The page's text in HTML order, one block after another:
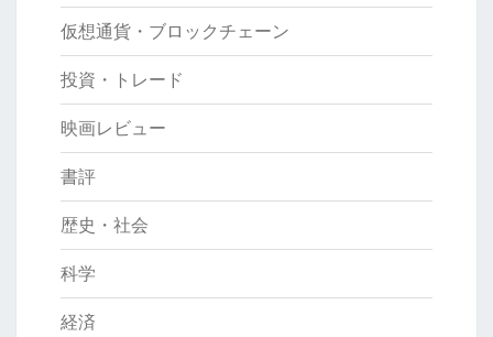
仮想通貨・ブロックチェーン
投資・トレード
映画レビュー
書評
歴史・社会
科学
経済